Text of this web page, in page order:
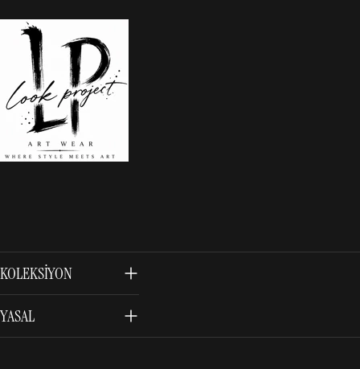
KOLEKSIYON
YASAL